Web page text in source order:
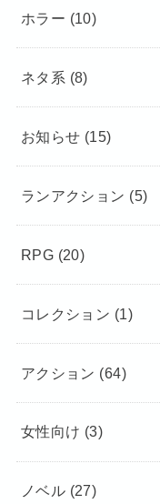
ホラー (10)
ネタ系 (8)
お知らせ (15)
ランアクション (5)
RPG (20)
コレクション (1)
アクション (64)
女性向け (3)
ノベル (27)